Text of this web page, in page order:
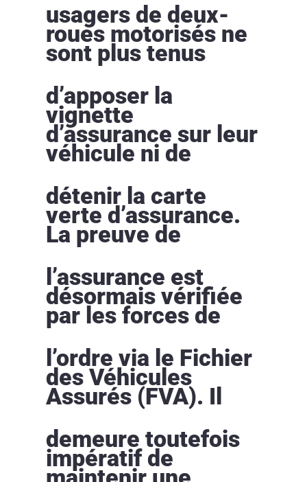
usagers de deux-
roues motorisés ne
sont plus tenus
d’apposer la
vignette
d’assurance sur leur
véhicule ni de
détenir la carte
verte d’assurance.
La preuve de
l’assurance est
désormais vérifiée
par les forces de
l’ordre via le Fichier
des Véhicules
Assurés (FVA). Il
demeure toutefois
impératif de